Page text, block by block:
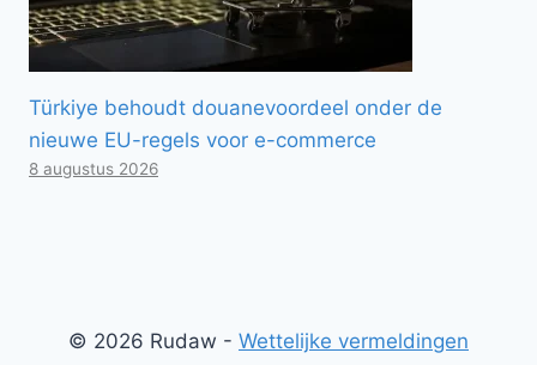
Türkiye behoudt douanevoordeel onder de
nieuwe EU-regels voor e-commerce
8 augustus 2026
© 2026 Rudaw - Wettelijke vermeldingen